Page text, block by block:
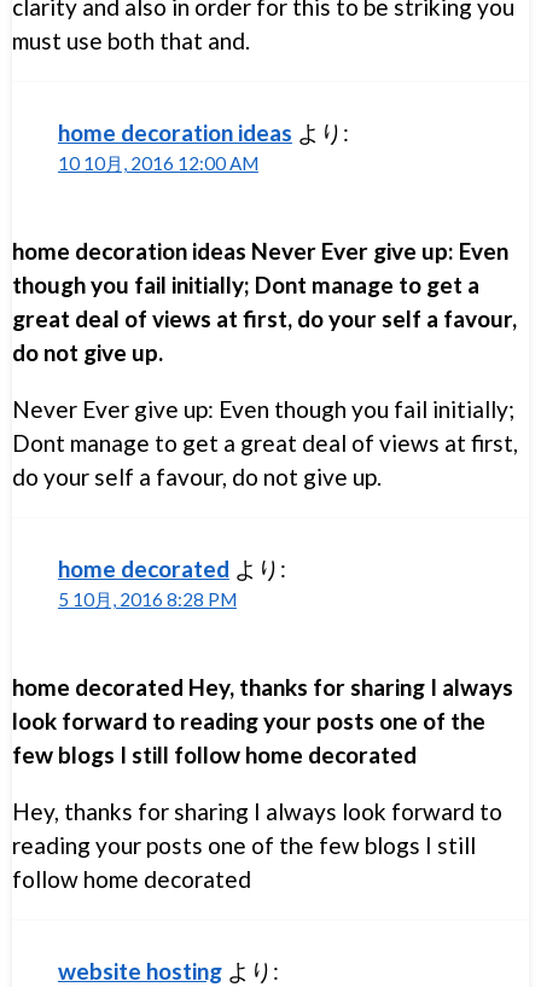
clarity and also in order for this to be striking you
must use both that and.
home decoration ideas より:
10 10月, 2016 12:00 AM
home decoration ideas Never Ever give up: Even
though you fail initially; Dont manage to get a
great deal of views at first, do your self a favour,
do not give up.
Never Ever give up: Even though you fail initially;
Dont manage to get a great deal of views at first,
do your self a favour, do not give up.
home decorated より:
5 10月, 2016 8:28 PM
home decorated Hey, thanks for sharing I always
look forward to reading your posts one of the
few blogs I still follow home decorated
Hey, thanks for sharing I always look forward to
reading your posts one of the few blogs I still
follow home decorated
website hosting より: